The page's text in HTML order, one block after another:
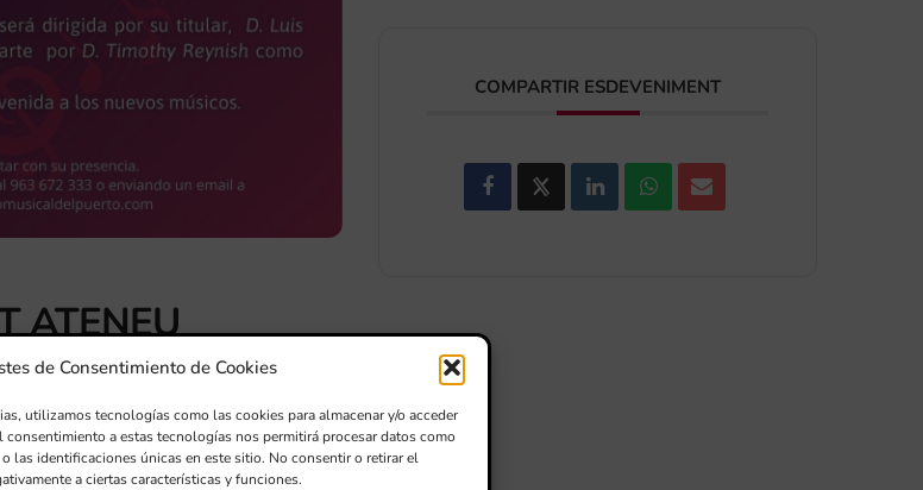
de Consentimiento de Cookies
utilizamos tecnologías como las cookies para almacenar y/o acceder
a estas tecnologías nos permitirá procesar datos como
las identificaciones únicas en este sitio. No consentir o retirar el
a ciertas características y funciones.
ATENEU
COMPARTIR ESDEVENIMENT